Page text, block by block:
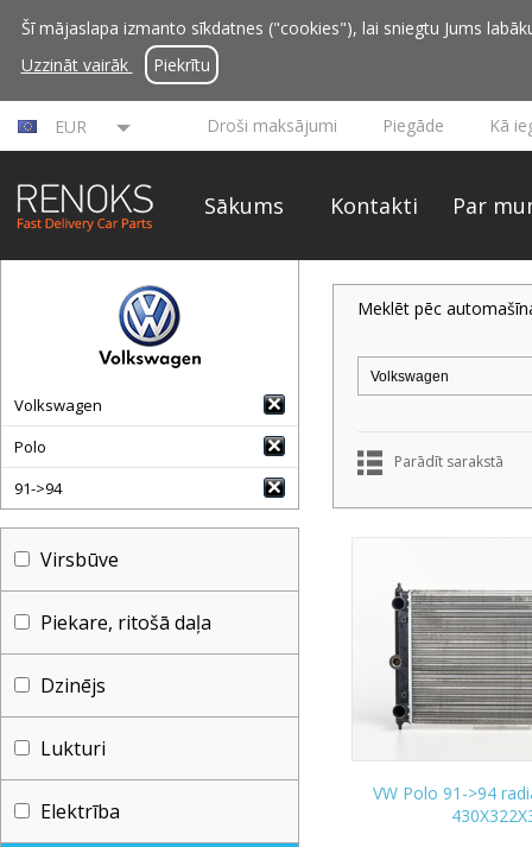
Šī mājaslapa izmanto sīkdatnes ("cookies"), lai sniegtu Jums
Uzzināt vairāk
Piekrītu
EUR Droši maksājumi Piegāde Kā
Sākums Kontakti Par
Volkswagen
Polo
91->94
Virsbūve
Piekare, ritošā daļa
Dzinējs
Lukturi
Elektrība
Meklēt pēc
Parādīt sarakstā
VW Polo 91->94